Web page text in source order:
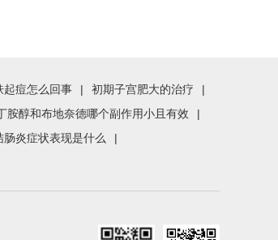
起痘怎么回事 | 初期子宫肥大的治疗
|
胺醇和布地奈德哪个副作用小且有效
|
炎症状表现是什么
|